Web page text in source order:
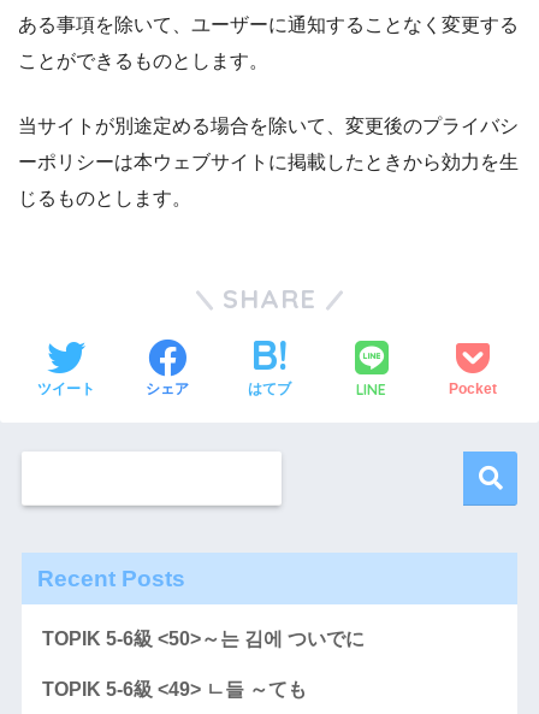
ある事項を除いて、ユーザーに通知することなく変更する
ことができるものとします。
当サイトが別途定める場合を除いて、変更後のプライバシ
ーポリシーは本ウェブサイトに掲載したときから効力を生
じるものとします。
SHARE
ツイート シェア はてブ LINE Pocket
Recent Posts
TOPIK 5-6級 <50>～는 김에 ついでに
TOPIK 5-6級 <49> ㄴ들 ～ても